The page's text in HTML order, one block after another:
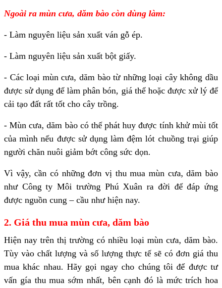
Ngoài ra mùn cưa, dăm bào còn dùng làm:
- Làm nguyên liệu sản xuất ván gỗ ép.
- Làm nguyên liệu sản xuất bột giấy.
- Các loại mùn cưa, dăm bào từ những loại cây không dầu
được sử dụng để làm phân bón, giá thể hoặc được xử lý để
cải tạo đất rất tốt cho cây trồng.
- Mùn cưa, dăm bào có thế phát huy được tính khử mùi tốt
của mình nếu được sử dụng làm đệm lót chuồng trại giúp
người chăn nuôi giảm bớt công sức dọn.
Vì vậy, cần có những đơn vị thu mua mùn cưa, dăm bào
như Công ty Môi trường Phú Xuân ra đời để đáp ứng
được nguồn cung – cầu như hiện nay.
2. Giá thu mua mùn cưa, dăm bào
Hiện nay trên thị trường có nhiều loại mùn cưa, dăm bào.
Tùy vào chất lượng và số lượng thực tế sẽ có đơn giá thu
mua khác nhau. Hãy gọi ngay cho chúng tôi để được tư
vấn gía thu mua sớm nhất, bên cạnh đó là mức trích hoa